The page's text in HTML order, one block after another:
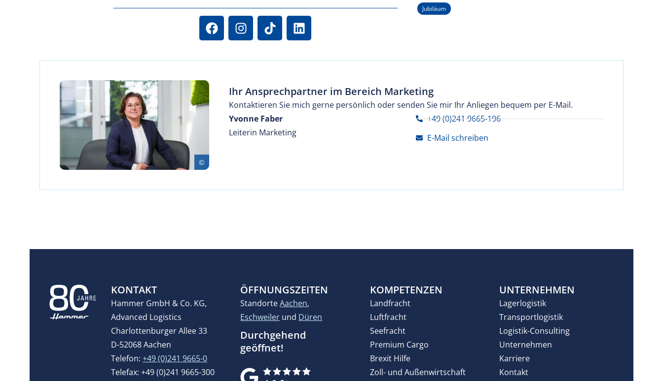
Jubiläum
Ihr Ansprechpartner im Bereich Marketing
Kontaktieren Sie mich gerne persönlich oder senden Sie mir Ihr Anliegen bequem per E-Mail.
Yvonne Faber
Leiterin Marketing
+49 (0)241 9665-196
E-Mail schreiben
KONTAKT
Hammer GmbH & Co. KG,
Advanced Logistics
Charlottenburger Allee 33
D-52068 Aachen
Telefon:+49 (0)241 9665-0
Telefax: +49 (0)241 9665-300
ÖFFNUNGSZEITEN
StandorteAachen,
Eschweiler und Düren
Durchgehend
geöffnet!
KOMPETENZEN
Landfracht
Luftfracht
Seefracht
Premium Cargo
Brexit Hilfe
Zoll- und Außenwirtschaft
UNTERNEHMEN
Lagerlogistik
Transportlogistik
Logistik-Consulting
Unternehmen
Karriere
Kontakt